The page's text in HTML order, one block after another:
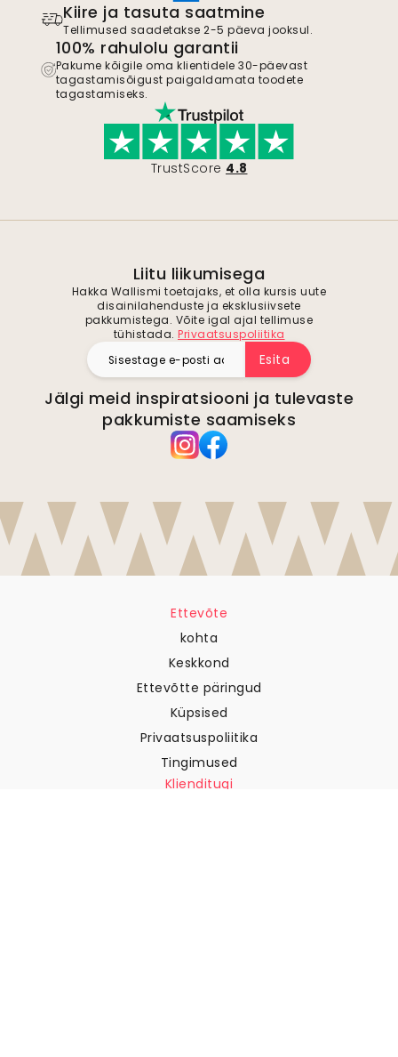
Kiire ja tasuta saatmine
Tellimused saadetakse 2-5 päeva jooksul.
100% rahulolu garantii
Pakume kõigile oma klientidele 30-päevast
tagastamisõigust paigaldamata toodete
tagastamiseks.
TrustScore 4.8
Liitu liikumisega
Hakka Wallismi toetajaks, et olla kursis uute
disainilahenduste ja eksklusiivsete
pakkumistega. Võite igal ajal tellimuse
tühistada. Privaatsuspoliitika
Esita
Jälgi meid inspiratsiooni ja tulevaste
pakkumiste saamiseks
Ettevõte
kohta
Keskkond
Ettevõtte päringud
Küpsised
Privaatsuspoliitika
Tingimused
Klienditugi